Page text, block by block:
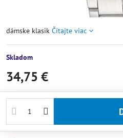
dámske klasik Čítajte viac
Skladom
34,75 €